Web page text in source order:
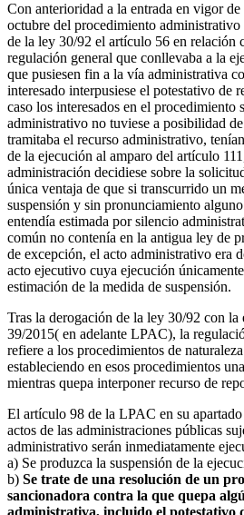
Con anterioridad a la entrada en vigor
octubre del procedimiento
de la ley 30/92 el artículo 56 en relación
regulación general que conllevaba a la
que pusiesen fin a la vía administrativa
interesado interpusiese el potestativo de
caso los interesados en el procedimiento
administrativo no tuviese a posibilidad
tramitaba el recurso administrativo,
de la ejecución al amparo del artículo
administración decidiese sobre la
única ventaja de que si transcurrido un
suspensión y sin pronunciamiento
entendía estimada por silencio
común no contenía en la antigua ley de
de excepción, el acto administrativo era
acto ejecutivo cuya ejecución
estimación de la medida de suspensión.
Tras la derogación de la ley 30/92 con
39/2015( en adelante LPAC), la
refiere a los procedimientos de
estableciendo en esos procedimientos
mientras quepa interponer recurso de
El artículo 98 de la LPAC en su
actos de las administraciones públicas
administrativo serán inmediatamente
a) Se produzca la suspensión de la
b) Se trate de una resolución de un
sancionadora contra la que quepa